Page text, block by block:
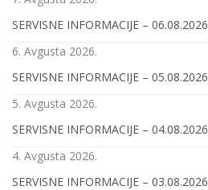
SERVISNE INFORMACIJE –
6. Avgusta 2026.
SERVISNE INFORMACIJE –
5. Avgusta 2026.
SERVISNE INFORMACIJE –
4. Avgusta 2026.
SERVISNE INFORMACIJE –